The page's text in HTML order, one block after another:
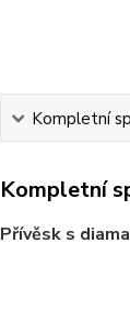
Kompletní
Kompletní
Přívěsk s